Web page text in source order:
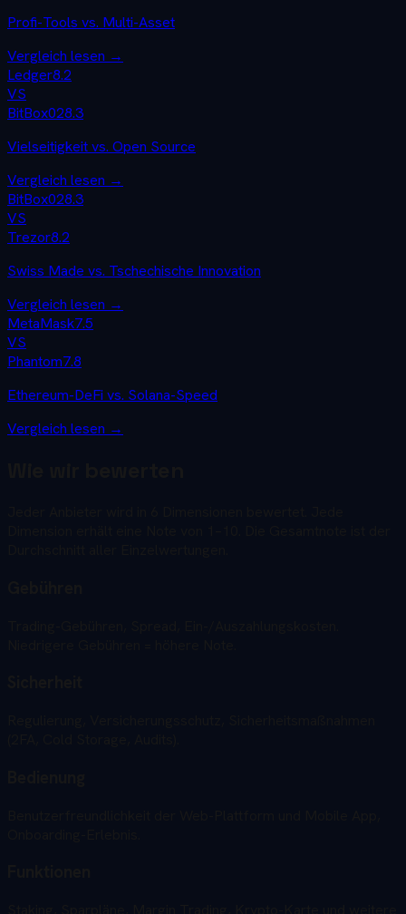
Profi-Tools vs. Multi-Asset
Vergleich lesen →
Ledger8.2
VS
BitBox028.3
Vielseitigkeit vs. Open Source
Vergleich lesen →
BitBox028.3
VS
Trezor8.2
Swiss Made vs. Tschechische Innovation
Vergleich lesen →
MetaMask7.5
VS
Phantom7.8
Ethereum-DeFi vs. Solana-Speed
Vergleich lesen →